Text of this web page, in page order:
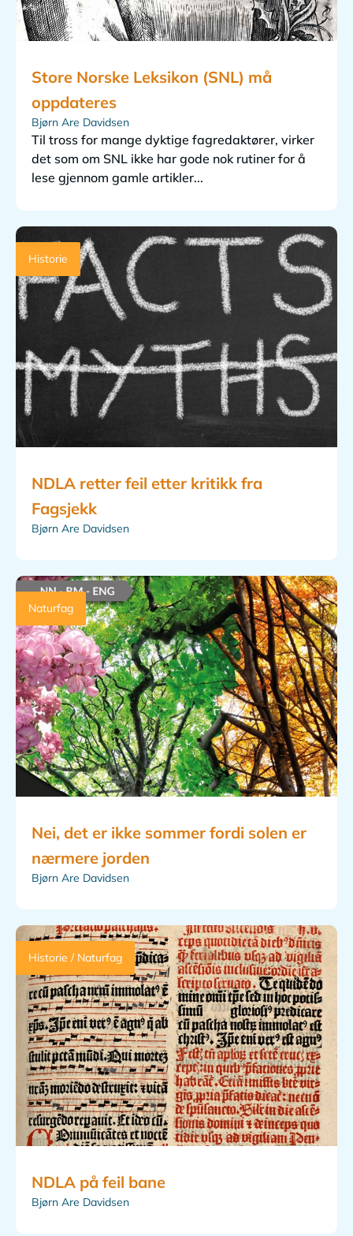
Store Norske Leksikon (SNL) må
oppdateres
Bjørn Are Davidsen
Til tross for mange dyktige fagredaktører, virker
det som om SNL ikke har gode nok rutiner for å
lese gjennom gamle artikler...
Historie
NDLA retter feil etter kritikk fra
Fagsjekk
Bjørn Are Davidsen
Naturfag
Nei, det er ikke sommer fordi solen er
nærmere jorden
Bjørn Are Davidsen
Historie / Naturfag
NDLA på feil bane
Bjørn Are Davidsen